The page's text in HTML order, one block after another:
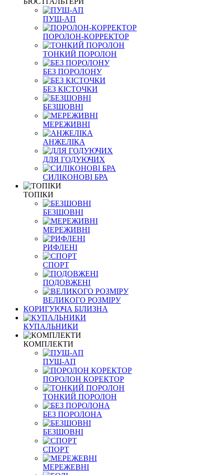
ПУШ-АП
ПОРОЛОН-КОРРЕКТОР
ТОНКИЙ ПОРОЛОН
БЕЗ ПОРОЛОНУ
БЕЗ КІСТОЧКИ
БЕЗШОВНІ
МЕРЕЖИВНІ
АНЖЕЛІКА
ДЛЯ ГОДУЮЧИХ
СИЛІКОНОВІ БРА
ТОПІКИ
БЕЗШОВНІ
МЕРЕЖИВНІ
РИФЛЕНІ
СПОРТ
ПОДОВЖЕНІ
ВЕЛИКОГО РОЗМІРУ
КОРИГУЮЧА БІЛИЗНА
КУПАЛЬНИКИ
КОМПЛЕКТИ
ПУШ-АП
ПОРОЛОН КОРЕКТОР
ТОНКИЙ ПОРОЛОН
БЕЗ ПОРОЛОНА
БЕЗШОВНІ
СПОРТ
МЕРЕЖЕВНІ